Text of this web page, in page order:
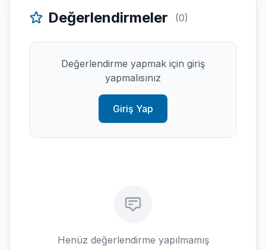
Değerlendirmeler (0)
Değerlendirme yapmak için giriş
yapmalısınız
Giriş Yap
Henüz değerlendirme yapılmamış